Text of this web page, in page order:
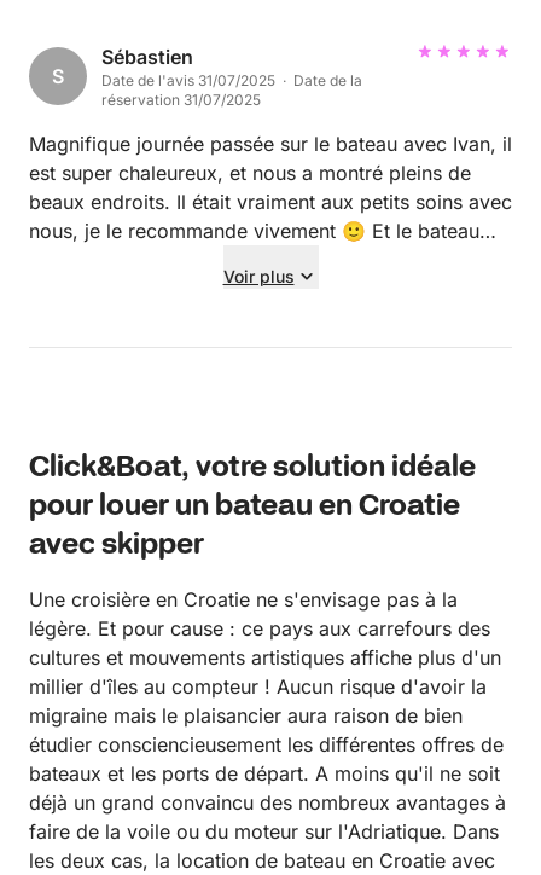
l’eau…
S
Sébastien
Date de l'avis 31/07/2025 · Date de la
réservation 31/07/2025
Magnifique journée passée sur le bateau avec Ivan, il
est super chaleureux, et nous a montré pleins de
beaux endroits. Il était vraiment aux petits soins avec
nous, je le recommande vivement 🙂 Et le bateau
Voir plus
Click&Boat, votre solution idéale
pour louer un bateau en Croatie
avec skipper
Une croisière en Croatie ne s'envisage pas à la
légère. Et pour cause : ce pays aux carrefours des
cultures et mouvements artistiques affiche plus d'un
millier d'îles au compteur ! Aucun risque d'avoir la
migraine mais le plaisancier aura raison de bien
étudier consciencieusement les différentes offres de
bateaux et les ports de départ. A moins qu'il ne soit
déjà un grand convaincu des nombreux avantages à
faire de la voile ou du moteur sur l'Adriatique. Dans
les deux cas, la location de bateau en Croatie avec